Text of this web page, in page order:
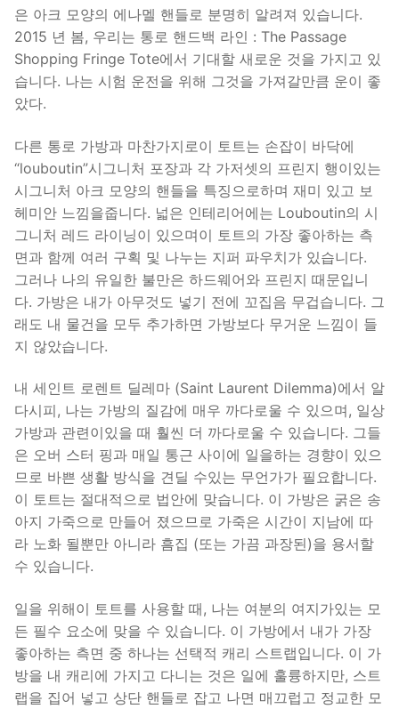
은 아크 모양의 에나멜 핸들로 분명히 알려져 있습니다.
2015 년 봄, 우리는 통로 핸드백 라인 : The Passage
Shopping Fringe Tote에서 기대할 새로운 것을 가지고 있
습니다. 나는 시험 운전을 위해 그것을 가져갈만큼 운이 좋
았다.
다른 통로 가방과 마찬가지로이 토트는 손잡이 바닥에
“louboutin”시그니처 포장과 각 가저셋의 프린지 행이있는
시그니처 아크 모양의 핸들을 특징으로하며 재미 있고 보
헤미안 느낌을줍니다. 넓은 인테리어에는 Louboutin의 시
그니처 레드 라이닝이 있으며이 토트의 가장 좋아하는 측
면과 함께 여러 구획 및 나누는 지퍼 파우치가 있습니다.
그러나 나의 유일한 불만은 하드웨어와 프린지 때문입니
다. 가방은 내가 아무것도 넣기 전에 꼬집음 무겁습니다. 그
래도 내 물건을 모두 추가하면 가방보다 무거운 느낌이 들
지 않았습니다.
내 세인트 로렌트 딜레마 (Saint Laurent Dilemma)에서 알
다시피, 나는 가방의 질감에 매우 까다로울 수 있으며, 일상
가방과 관련이있을 때 훨씬 더 까다로울 수 있습니다. 그들
은 오버 스터 핑과 매일 통근 사이에 일을하는 경향이 있으
므로 바쁜 생활 방식을 견딜 수있는 무언가가 필요합니다.
이 토트는 절대적으로 법안에 맞습니다. 이 가방은 굵은 송
아지 가죽으로 만들어 졌으므로 가죽은 시간이 지남에 따
라 노화 될뿐만 아니라 흠집 (또는 가끔 과장된)을 용서할
수 있습니다.
일을 위해이 토트를 사용할 때, 나는 여분의 여지가있는 모
든 필수 요소에 맞을 수 있습니다. 이 가방에서 내가 가장
좋아하는 측면 중 하나는 선택적 캐리 스트랩입니다. 이 가
방을 내 캐리에 가지고 다니는 것은 일에 훌륭하지만, 스트
랩을 집어 넣고 상단 핸들로 잡고 나면 매끄럽고 정교한 모